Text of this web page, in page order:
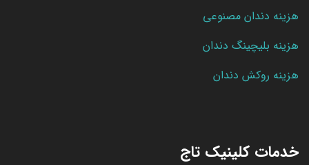
هزینه دندان مصنوعی
هزینه بلیچینگ دندان
هزینه روکش دندان
خدمات کلینیک تاج